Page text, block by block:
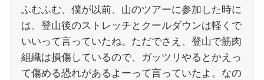
ふむふむ、僕が以前、山のツアーに参加した時に
は、登山後のストレッチとクールダウンは軽くで
いいって言っていたね。ただでさえ、登山で筋肉
組織は損傷しているので、ガッツリやるとかえっ
て傷める恐れがあるよーって言っていたよ。なの